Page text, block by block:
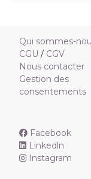
Qui sommes-
CGU / CGV
Nous contacter
Gestion des
consentements
Facebook
Linkedln
Instagram